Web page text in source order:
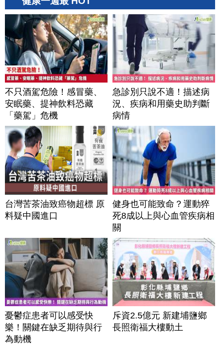
不只酒駕危險！感冒藥、
安眠藥、提神飲料恐藏
「藥駕」危機
急診別只說不適！描述病
況、疾病和用藥史助判斷
病情
台灣苦茶油致癌物超標 原
料疑中國進口
健身也可能致命？運動猝
死8成以上與心血管疾病相
關
憂鬱症患者可以感受快
樂！關鍵在缺乏期待與行
為動機
斥資2.5億元 新建埔鹽鄉
長照衛福大樓動土